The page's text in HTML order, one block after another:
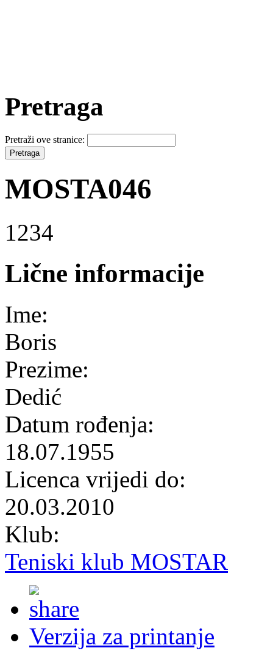
Pretraga
Pretraži ove stranice:
MOSTA046
1234
Lične informacije
Ime:
Boris
Prezime:
Dedić
Datum rođenja:
18.07.1955
Licenca vrijedi do:
20.03.2010
Klub:
Teniski klub MOSTAR
Verzija za printanje